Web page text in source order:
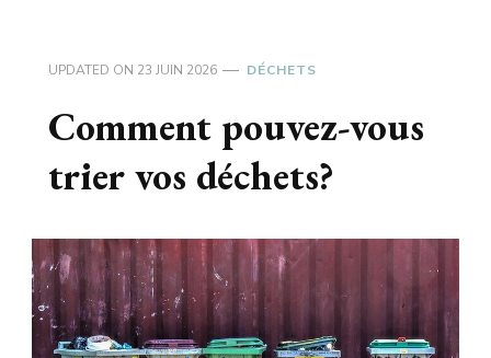
UPDATED ON 23 JUIN 2026 DÉCHETS
Comment pouvez-vous
trier vos déchets?